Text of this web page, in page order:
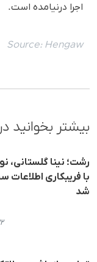
اجرا درنیامده است.
Source: Hengaw
بیشتر بخوانید
رشت؛ نینا گلستانی،
با فریبکاری اطلاعات
شد
۲۲